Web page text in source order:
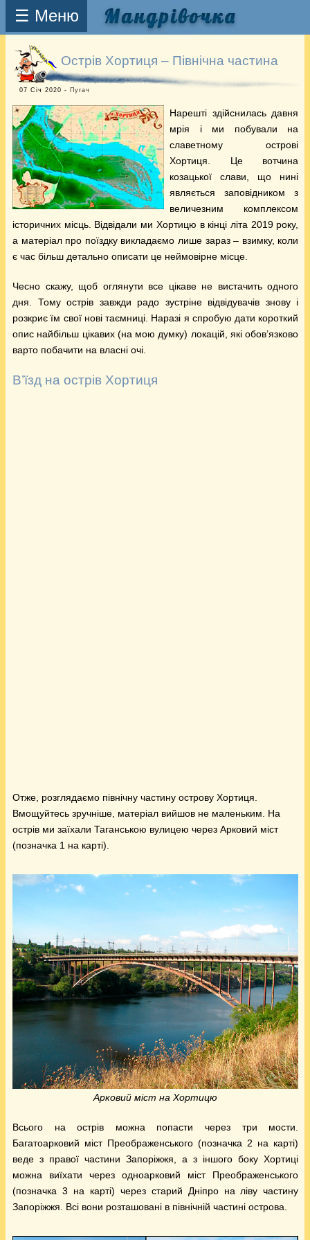
☰ Меню
Острів Хортиця – Північна частина
07 Січ 2020 - Пугач
Нарешті здійснилась давня
мрія і ми побували на
славетному острові
Хортиця. Це вотчина
козацької слави, що нині
являється заповідником з
величезним комплексом
історичних місць. Відвідали ми Хортицю в кінці літа 2019 року,
а матеріал про поїздку викладаємо лише зараз – взимку, коли
є час більш детально описати це неймовірне місце.
Чесно скажу, щоб оглянути все цікаве не вистачить одного
дня. Тому острів завжди радо зустріне відвідувачів знову і
розкриє їм свої нові таємниці. Наразі я спробую дати короткий
опис найбільш цікавих (на мою думку) локацій, які обов’язково
варто побачити на власні очі.
В’їзд на острів Хортиця
Отже, розглядаємо північну частину острову Хортиця.
Вмощуйтесь зручніше, матеріал вийшов не маленьким. На
острів ми заїхали Таганською вулицею через Арковий міст
(позначка 1 на карті).
Арковий міст на Хортицю
Всього на острів можна попасти через три мости.
Багатоарковий міст Преображенського (позначка 2 на карті)
веде з правої частини Запоріжжя, а з іншого боку Хортиці
можна виїхати через одноарковий міст Преображенського
(позначка 3 на карті) через старий Дніпро на ліву частину
Запоріжжя. Всі вони розташовані в північній частині острова.